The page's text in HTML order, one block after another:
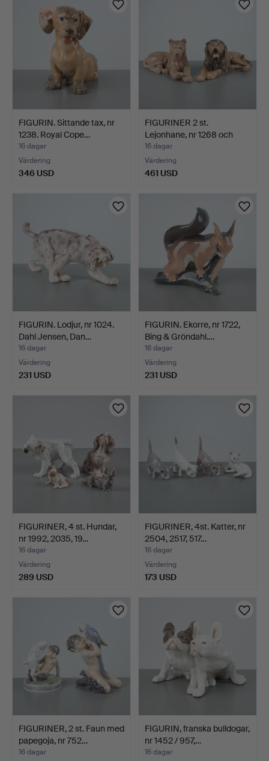
FIGURIN. Sittande tax, nr
1238. Royal Cope…
16 dagar
Värdering
346 USD
FIGURINER 2 st.
Lejonhane, nr 1268 och
Lej…
16 dagar
Värdering
461 USD
FIGURIN. Lodjur, nr 1024.
Dahl Jensen, Dan…
16 dagar
Värdering
231 USD
FIGURIN. Ekorre, nr 1722,
Bing & Gröndahl.…
16 dagar
Värdering
231 USD
FIGURINER, 4 st. Hundar,
nr 1992, 2035, 19…
16 dagar
Värdering
289 USD
FIGURINER, 4st. Katter, nr
2504, 2517, 517…
16 dagar
Värdering
173 USD
FIGURINER, 2 st. Faun med
papegoja, nr 752…
16 dagar
FIGURIN, franska bulldogar,
nr 1452 / 957,…
16 dagar